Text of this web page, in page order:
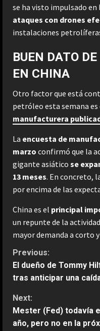
se ha visto impulsado
ataques con drones
instalaciones
BUEN DATO
EN CHINA
Otro factor que está
petróleo esta semana es
manufacturera
La encuesta de
marzo confirmó que la
gigante asiático se
13 meses. En concreto,
por encima de las
China es el principal
un repunte de la
mayor demanda a corto
C
o
n
t
Previous:
El dueño de Tommy
tras anticipar una
Next:
Mester (Fed) todavía
año, pero no en la